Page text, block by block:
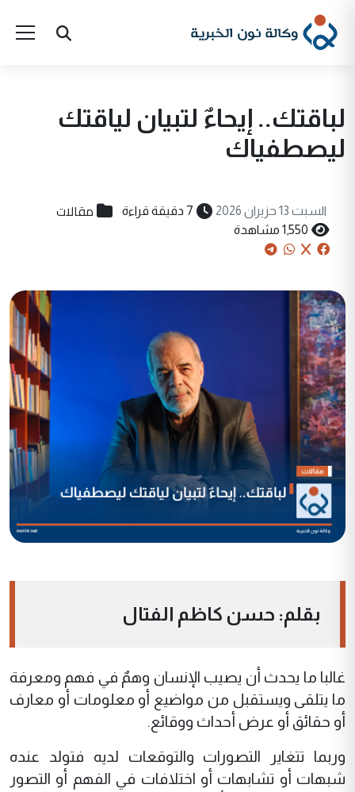
لباقتك.. إيحاءٌ لتبيان لياقتك
ليصطفياك
السبت 13 حزيران 2026 7 دقيقة قراءة مقالات
1,550 مشاهدة
بقلم: حسن كاظم الفتال
غالبا ما يحدث أن يصيب الإنسان وهمٌ في فهم ومعرفة
ما يتلقى ويستقبل من مواضيع أو معلومات أو معارف
أو حقائق أو عرض أحداث ووقائع.
وربما تتغاير التصورات والتوقعات لديه فتولد عنده
شبهات أو تشابهات أو اختلافات في الفهم أو التصور